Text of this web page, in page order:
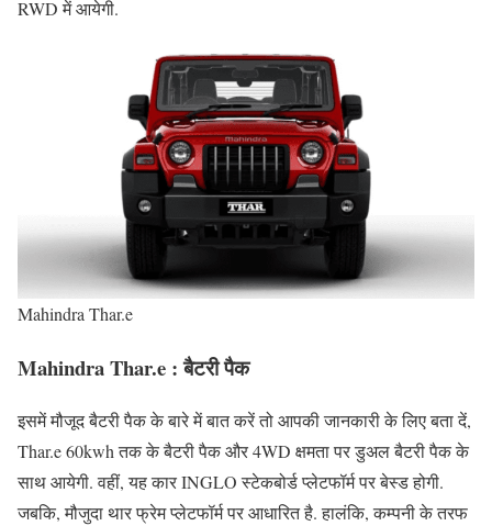
RWD में आयेगी.
Mahindra Thar.e
Mahindra Thar.e : बैटरी पैक
इसमें मौजूद बैटरी पैक के बारे में बात करें तो आपकी जानकारी के लिए बता दें,
Thar.e 60kwh तक के बैटरी पैक और 4WD क्षमता पर डुअल बैटरी पैक के
साथ आयेगी. वहीं, यह कार INGLO स्टेकबोर्ड प्लेटफॉर्म पर बेस्ड होगी.
जबकि, मौजुदा थार फ्रेम प्लेटफॉर्म पर आधारित है. हालंकि, कम्पनी के तरफ